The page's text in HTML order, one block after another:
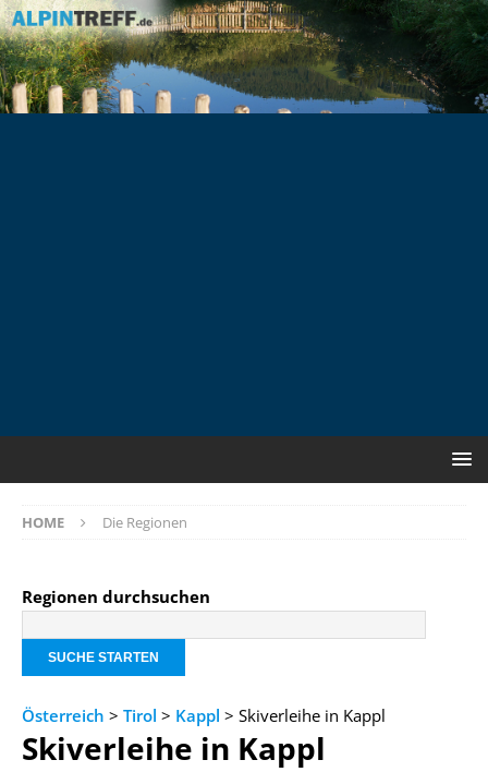
HOME Die Regionen
Regionen durchsuchen
Österreich > Tirol > Kappl > Skiverleihe in Kappl
Skiverleihe in Kappl